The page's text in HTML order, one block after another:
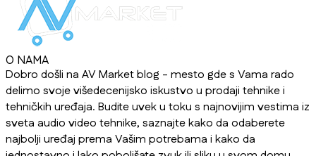
O NAMA
Dobro došli na AV Market blog - mesto gde s Vama rado
delimo svoje višedecenijsko iskustvo u prodaji tehnike i
tehničkih uređaja. Budite uvek u toku s najnovijim vestima iz
sveta audio video tehnike, saznajte kako da odaberete
najbolji uređaj prema Vašim potrebama i kako da